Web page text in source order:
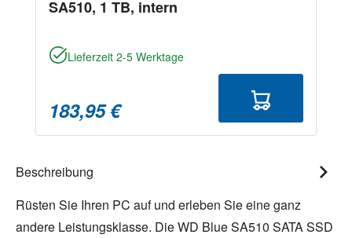
SA510, 1 TB, intern
Lieferzeit 2-5 Werktage
183,95 €
Beschreibung
Rüsten Sie Ihren PC auf und erleben Sie eine ganz
andere Leistungsklasse. Die WD Blue SA510 SATA SSD